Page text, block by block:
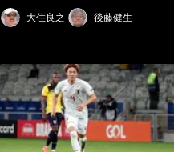
大住良之 後藤健生